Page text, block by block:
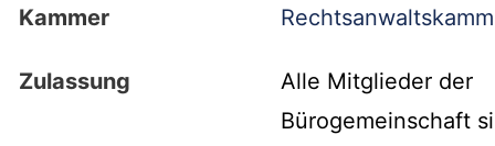
Kammer
Zulassung
Alle Mitglieder der
Bürogemeinschaft